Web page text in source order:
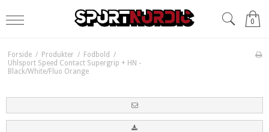
0
Forside / Produkter / Fodbold /
Uhlsport Speed Contact Supergrip + HN -
Black/White/Fluo Orange